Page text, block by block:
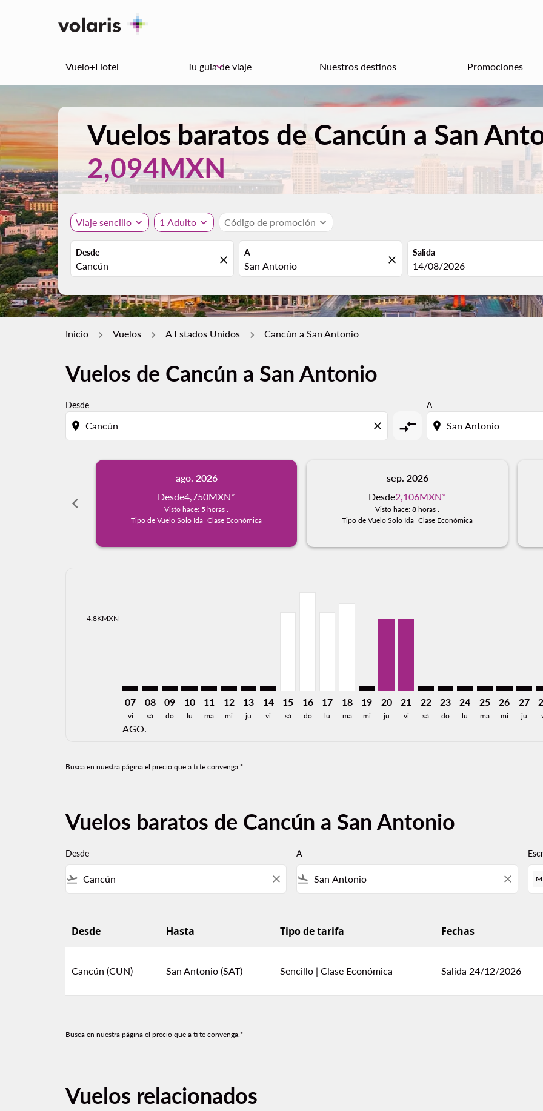
Vuelo+Hotel Tu guia de viaje
keyboard_arrow_down Nuestros destinos Promociones
Vuelos baratos de Cancún a San
2,094MXN
Viaje sencillo expand_more 1 Adulto expand_more Código de promoción expand_more
Desde
close
A
close
Salida
fc-booking-departure-date-
14/08/2026
Inicio Vuelos A Estados Unidos Cancún a San Antonio
Vuelos de Cancún a San Antonio
Desde
location_on close compare_arrows
A
location_on
chevron_left
ago. 2026
Desde4,750MXN*
Visto hace: 5 horas .
Tipo de Vuelo Solo Ida | Clase Económica
sep. 2026
Desde2,106MXN*
Visto hace: 8 horas .
Tipo de Vuelo Solo Ida | Clase Económica
4.8KMXN cmp-daily-histogram-bars-legend-min-price-aria-label 4.8KMXN
07
vi
AGO.
08
sá
09
do
10
lu
11
ma
12
mi
13
ju
14
vi
15
sá
16
do
17
lu
18
ma
CUN–SAT: cmp-view-offers-disclaimer.
19
mi
20
ju
21
vi
CUN–SAT: cmp-view-
22
sá
CUN–SAT: cmp-view-
23
do
CUN–SAT: cmp-
24
lu
CUN–SAT:
25
ma
26
mi
27
ju
Busca en nuestra página el precio que a ti te convenga.*
Vuelos baratos de Cancún a San Antonio
Desde
flight_takeoff close
A
flight_land close
Desde Hasta Tipo de tarifa Fechas
Cancún (CUN) San Antonio (SAT) Sencillo | Clase Económica Salida 24/12/2026
Busca en nuestra página el precio que a ti te convenga.*
Vuelos relacionados